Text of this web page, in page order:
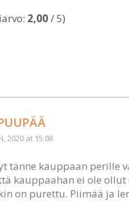
2,00/ 5)
2020 at 15:08
tänne kauppaan perille
kauppaahan ei ole ollut
on purettu. Piimää ja